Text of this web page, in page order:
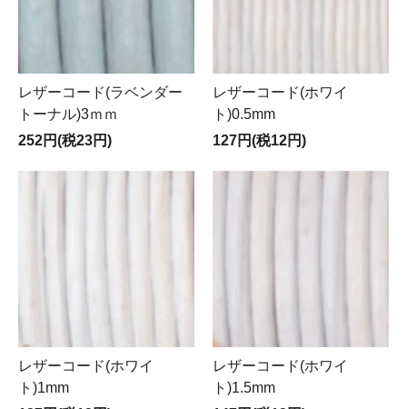
レザーコード(ラベンダー
トーナル)3ｍｍ
252円(税23円)
レザーコード(ホワイ
ト)0.5mm
127円(税12円)
レザーコード(ホワイ
ト)1mm
レザーコード(ホワイ
ト)1.5mm